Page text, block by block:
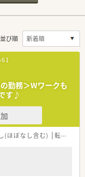
並び順
の勤務＞Wワークも
す♪
(ほぼなし含む) 転勤なし